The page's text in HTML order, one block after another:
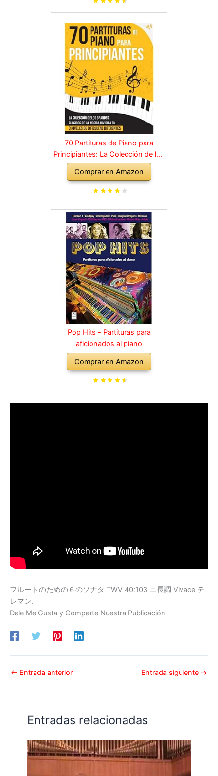
70 Partituras de Piano para
Principiantes: La Colección de los
Grandes Clásicos de la Música
dividida en 3 Niveles de dificultad
diferentes
Comprar en Amazon
Pop Hits - Partituras para
aficionados al piano
Comprar en Amazon
フルートのための６のソナタ TWV 40:103 ニ長調 Vivace テ
レマン.
Dale Me Gusta y Comparte Nuestra Publicación
← Entrada anterior Entrada siguiente →
Entradas relacionadas